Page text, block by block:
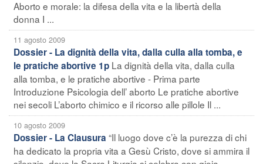
Aborto e morale: la difesa della vita e la libertà della
donna I ...
11 agosto 2009
Dossier - La dignità della vita, dalla culla alla tomba, e
le pratiche abortive 1p La dignità della vita, dalla culla
alla tomba, e le pratiche abortive - Prima parte
Introduzione Psicologia dell’ aborto Le pratiche abortive
nei secoli L’aborto chimico e il ricorso alle pillole Il ...
10 agosto 2009
Dossier - La Clausura “Il luogo dove c’è la purezza di chi
ha dedicato la propria vita a Gesù Cristo, dove si ammira il